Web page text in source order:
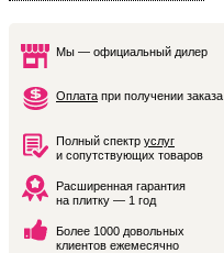
Мы — официальный дилер
Оплата при получении заказа
Полный спектр услуг
и сопутствующих товаров
Расширенная гарантия
на плитку — 1 год
Более 1000 довольных
клиентов ежемесячно